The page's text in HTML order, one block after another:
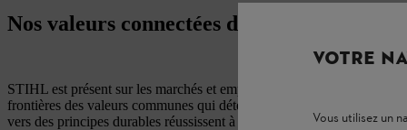
Nos valeurs connectées dans le monde entier
STIHL est présent sur les marchés et emploie des personnes partout
frontières des valeurs communes qui déterminent nos actes. Seuls
vers des principes durables réussissent à long terme. En tant
VOTRE
Vous utilisez un